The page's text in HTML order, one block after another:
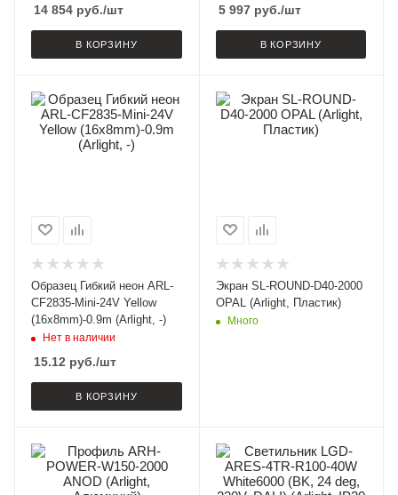
14 854 руб./шт
В КОРЗИНУ
5 997руб./шт
В КОРЗИНУ
Образец Гибкий неон ARL-
CF2835-Mini-24V Yellow
(16x8mm)-0.9m (Arlight, -)
Нет в наличии
15.12 руб./шт
В КОРЗИНУ
Экран SL-ROUND-D40-2000
OPAL (Arlight, Пластик)
Много